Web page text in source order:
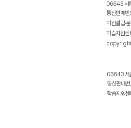
06643 서
통신판매
학원설립·
학습지원
06643 서
통신판매
학습지원